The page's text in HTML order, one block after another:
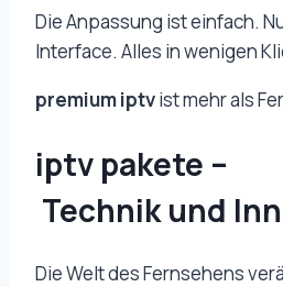
Die Anpassung ist einfach.
Interface. Alles in wenigen
premium iptvist mehr als
iptv pakete –
Technik und
Die Welt des Fernsehens